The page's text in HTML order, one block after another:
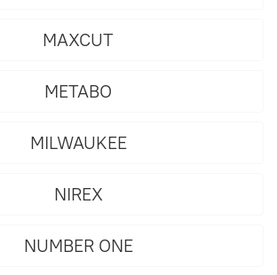
MAXCUT
METABO
MILWAUKEE
NIREX
NUMBER ONE